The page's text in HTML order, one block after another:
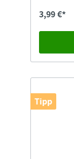
3,99 €*
Tipp